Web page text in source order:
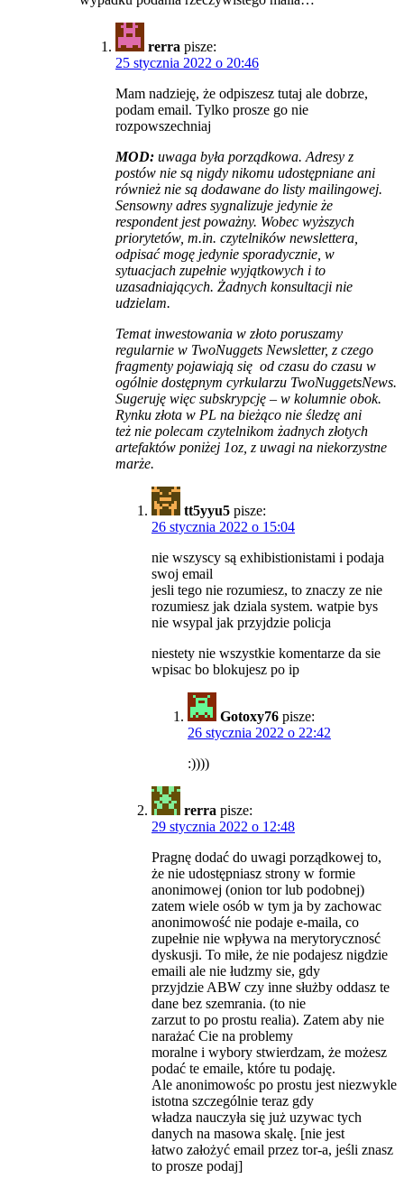
rerra pisze:
25 stycznia 2022 o 20:46
Mam nadzieję, że odpiszesz tutaj ale dobrze,
podam email. Tylko prosze go nie
rozpowszechniaj
MOD: uwaga była porządkowa. Adresy z
postów nie są nigdy nikomu udostępniane ani
również nie są dodawane do listy mailingowej.
Sensowny adres sygnalizuje jedynie że
respondent jest poważny. Wobec wyższych
priorytetów, m.in. czytelników newslettera,
odpisać mogę jedynie sporadycznie, w
sytuacjach zupełnie wyjątkowych i to
uzasadniających. Żadnych konsultacji nie
udzielam.
Temat inwestowania w złoto poruszamy
regularnie w TwoNuggets Newsletter, z czego
fragmenty pojawiają się od czasu do czasu w
ogólnie dostępnym cyrkularzu TwoNuggetsNews.
Sugeruję więc subskrypcję – w kolumnie obok.
Rynku złota w PL na bieżąco nie śledzę ani
też nie polecam czytelnikom żadnych złotych
artefaktów poniżej 1oz, z uwagi na niekorzystne
marże.
tt5yyu5 pisze:
26 stycznia 2022 o 15:04
nie wszyscy są exhibistionistami i podaja
swoj email
jesli tego nie rozumiesz, to znaczy ze nie
rozumiesz jak dziala system. watpie bys
nie wsypal jak przyjdzie policja
niestety nie wszystkie komentarze da sie
wpisac bo blokujesz po ip
Gotoxy76 pisze:
26 stycznia 2022 o 22:42
:))))
rerra pisze:
29 stycznia 2022 o 12:48
Pragnę dodać do uwagi porządkowej to,
że nie udostępniasz strony w formie
anonimowej (onion tor lub podobnej)
zatem wiele osób w tym ja by zachowac
anonimowość nie podaje e-maila, co
zupełnie nie wpływa na merytorycznosć
dyskusji. To miłe, że nie podajesz nigdzie
emaili ale nie łudzmy sie, gdy
przyjdzie ABW czy inne służby oddasz te
dane bez szemrania. (to nie
zarzut to po prostu realia). Zatem aby nie
narażać Cie na problemy
moralne i wybory stwierdzam, że możesz
podać te emaile, które tu podaję.
Ale anonimowośc po prostu jest niezwykle
istotna szczególnie teraz gdy
władza nauczyła się już uzywac tych
danych na masowa skalę. [nie jest
łatwo założyć email przez tor-a, jeśli znasz
to prosze podaj]